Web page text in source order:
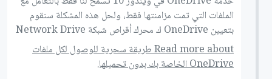
الملفات التي تمت مزامنتها فقط، ولحل هذه المشكلة سنقوم
بتعيين OneDrive ك محرك أقراص شبكة Network Drive
Read more about طريقة سحرية للوصول لكل ملفات
OneDrive الخاصة بك بدون تحميلها.